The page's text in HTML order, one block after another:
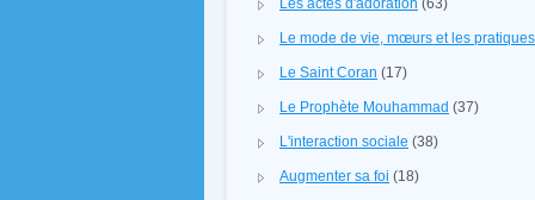
Les actes d'adoration (63)
Le mode de vie, mœurs et les pratiques
Le Saint Coran (17)
Le Prophète Mouhammad (37)
L'interaction sociale (38)
Augmenter sa foi (18)